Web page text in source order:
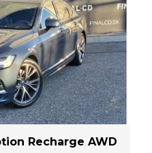
Recharge AWD